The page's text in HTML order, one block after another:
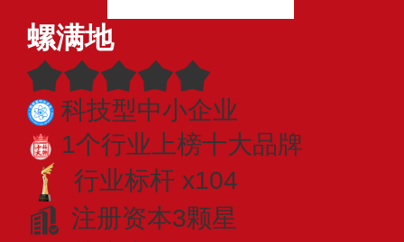
螺满地
科技型中小企业
1个行业上榜十大品牌
行业标杆 x104
注册资本3颗星